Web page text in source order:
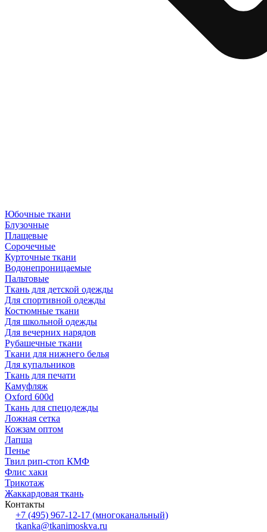
Юбочные ткани
Блузочные
Плащевые
Сорочечные
Курточные ткани
Водонепроницаемые
Пальтовые
Ткань для детской одежды
Для спортивной одежды
Костюмные ткани
Для школьной одежды
Для вечерних нарядов
Рубашечные ткани
Ткани для нижнего белья
Для купальников
Ткань для печати
Камуфляж
Oxford 600d
Ткань для спецодежды
Ложная сетка
Кожзам оптом
Лапша
Пенье
Твил рип-стоп КМФ
Флис хаки
Трикотаж
Жаккардовая ткань
Контакты
+7 (495) 967-12-17 (многоканальный)
tkanka@tkanimoskva.ru